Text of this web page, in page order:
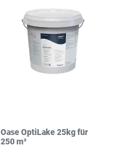
Oase OptiLake 25kg für
250 m³